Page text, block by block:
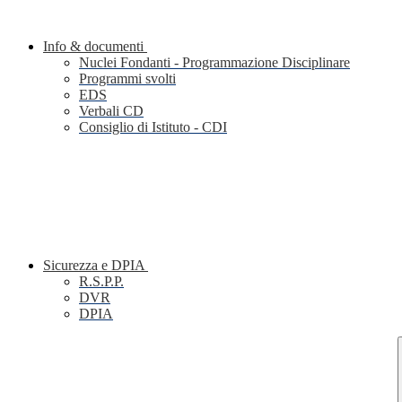
Info & documenti
Nuclei Fondanti - Programmazione Disciplinare
Programmi svolti
EDS
Verbali CD
Consiglio di Istituto - CDI
Sicurezza e DPIA
R.S.P.P.
DVR
DPIA